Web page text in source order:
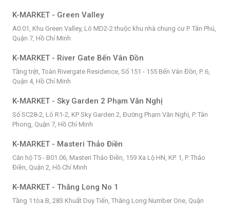
K-MARKET - Green Valley
A0.01, Khu Green Valley, Lô MD2-2 thuộc khu nhà chung cư P. Tân Phú,
Quận 7, Hồ Chí Minh
K-MARKET - River Gate Bến Vân Đồn
Tầng trệt, Toàn Rivergate Residence, Số 151 - 155 Bến Vân Đồn, P. 6,
Quận 4, Hồ Chí Minh
K-MARKET - Sky Garden 2 Phạm Văn Nghị
Số SC28-2, Lô R1-2, KP Sky Garden 2, Đường Phạm Văn Nghị, P. Tân
Phong, Quận 7, Hồ Chí Minh
K-MARKET - Masteri Thảo Điền
Căn hộ T5 - B01.06, Masteri Thảo Điền, 159 Xa Lộ HN, KP. 1, P. Thảo
Điền, Quận 2, Hồ Chí Minh
K-MARKET - Thăng Long No 1
Tầng 1 tòa B, 283 Khuất Duy Tiến, Thăng Long Number One, Quận